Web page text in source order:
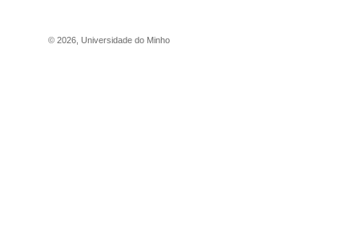
© 2026 Universidade do Minho